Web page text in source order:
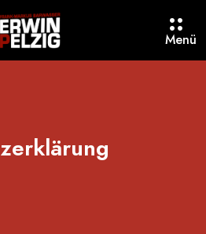
e
Menü